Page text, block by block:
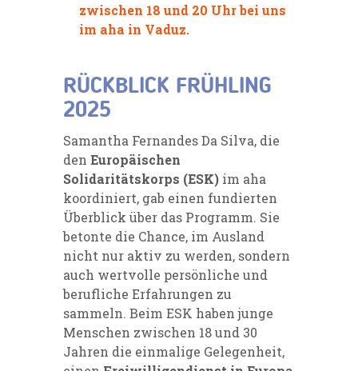
zwischen 18 und 20 Uhr bei uns
im aha in Vaduz.
RÜCKBLICK FRÜHLING
2025
Samantha Fernandes Da Silva, die
den Europäischen
Solidaritätskorps (ESK) im aha
koordiniert, gab einen fundierten
Überblick über das Programm. Sie
betonte die Chance, im Ausland
nicht nur aktiv zu werden, sondern
auch wertvolle persönliche und
berufliche Erfahrungen zu
sammeln. Beim ESK haben junge
Menschen zwischen 18 und 30
Jahren die einmalige Gelegenheit,